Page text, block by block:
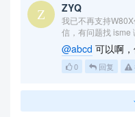
ZYQ
我已不再支持
信，有问题找 isme
@abcd 可以啊
0 回复